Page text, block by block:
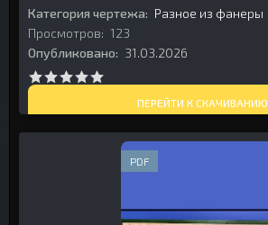
Категория чертежа: Разное из фанеры
Просмотров: 123
Опубликовано: 31.03.2026
ПЕРЕЙТИ К СКАЧИВАНИЮ
PDF